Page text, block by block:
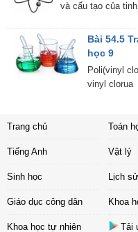
và cấu tạo của
Bài 54.5
học 9
Poli(vinyl
vinyl clorua
Trang chủ Toán
Tiếng Anh Vật lý
Sinh học Lịch sử
Giáo dục công dân Khoa
Khoa học tự nhiên Tải